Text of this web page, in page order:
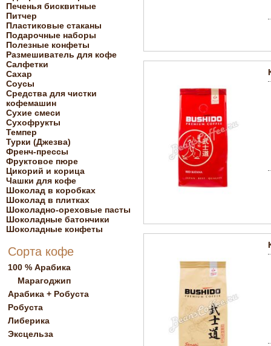
Печенья бисквитные
Питчер
Пластиковые стаканы
Подарочные наборы
Полезные конфеты
Размешиватель для кофе
Салфетки
Сахар
Соусы
Средства для чистки
кофемашин
Сухие смеси
Сухофрукты
Темпер
Турки (Джезва)
Френч-прессы
Фруктовое пюре
Цикорий и корица
Чашки для кофе
Шоколад в коробках
Шоколад в плитках
Шоколадно-ореховые пасты
Шоколадные батончики
Шоколадные конфеты
Сорта кофе
100 % Арабика
Марагоджип
Арабика + Робуста
Робуста
Либерика
Эксцельза